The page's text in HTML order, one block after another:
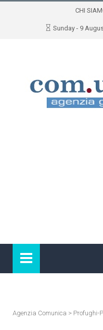
CHI
Sunday - 9
Agenzia Comunica > Profughi-